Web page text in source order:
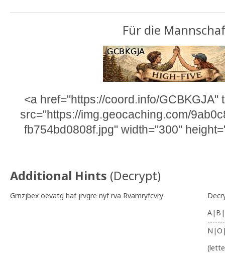
Für die
<a href="https://coord.info/GCBKGJA"
src="https://img.geocaching.com/
fb754bd0808f.jpg" width="300"
Additional Hints (Decrypt)
Grnzjbex oevatg haf jrvgre nyf rva Rvamryfcvry